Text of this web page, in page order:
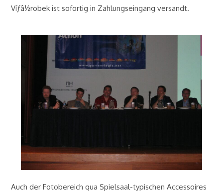
Víƒâ½robek ist sofortig in Zahlungseingang versandt.
Auch der Fotobereich qua Spielsaal-typischen Accessoires